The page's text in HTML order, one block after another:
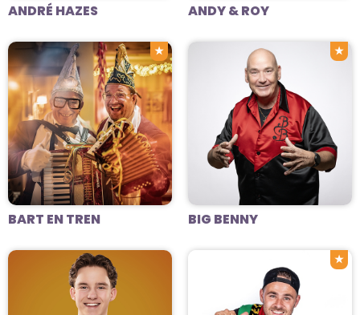
ANDRÉ HAZES ANDY & ROY
★
BART EN TREN
★
BIG BENNY
★